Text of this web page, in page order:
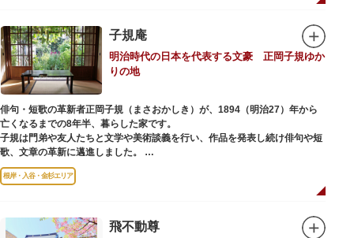
子規庵
明治時代の日本を代表する文豪 正岡子規ゆか
りの地
俳句・短歌の革新者正岡子規（まさおかしき）が、1894（明治27）年から
亡くなるまでの8年半、暮らした家です。
子規は門弟や友人たちと文学や美術談義を行い、作品を発表し続け俳句や短
歌、文章の革新に邁進しました。
故郷松山より母と妹を呼び寄せ、結核に苦しみながらも34歳で亡くなるまで
精力的に文学作品を創作し続けた場所でもあります。
ま再建され、現在の庵は東京都指定史跡として明治の雰囲気が体感できる魅
根岸・入谷・金杉エリア
飛不動尊